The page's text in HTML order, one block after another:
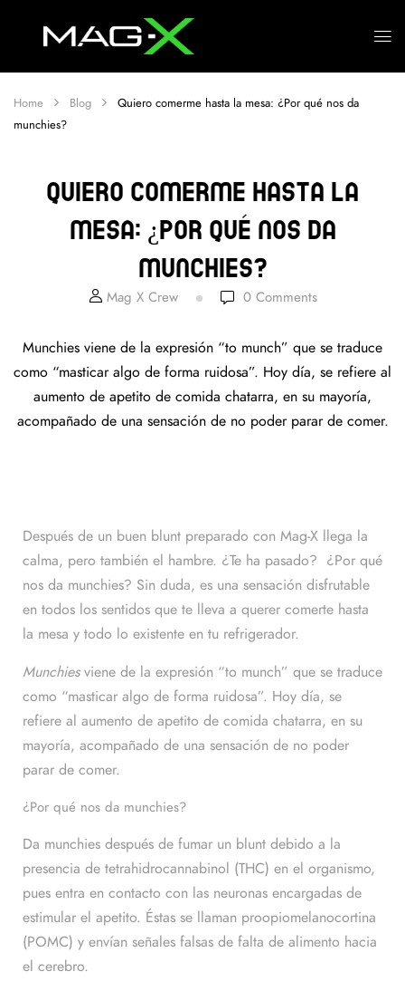
Home Blog
Quiero comerme hasta la mesa: ¿Por qué nos da
munchies?
Quiero comerme hasta la
mesa: ¿Por qué nos da
munchies?
Mag X Crew 0Comments
Munchies viene de la expresión “to munch” que se traduce
como “masticar algo de forma ruidosa”. Hoy día, se refiere al
aumento de apetito de comida chatarra, en su mayoría,
acompañado de una sensación de no poder parar de comer.
Después de un buen blunt preparado con Mag-X llega la
calma, pero también el hambre. ¿Te ha pasado? ¿Por qué
nos da munchies? Sin duda, es una sensación disfrutable
en todos los sentidos que te lleva a querer comerte hasta
la mesa y todo lo existente en tu refrigerador.
Munchiesviene de la expresión “to munch” que se traduce
como “masticar algo de forma ruidosa”. Hoy día, se
refiere al aumento de apetito de comida chatarra, en su
mayoría, acompañado de una sensación de no poder
parar de comer.
¿Por qué nos da munchies?
Da munchies después de fumar un blunt debido a la
presencia de tetrahidrocannabinol (THC) en el organismo,
pues entra en contacto con las neuronas encargadas de
estimular el apetito. Éstas se llaman proopiomelanocortina
(POMC) y envían señales falsas de falta de alimento hacia
el cerebro.